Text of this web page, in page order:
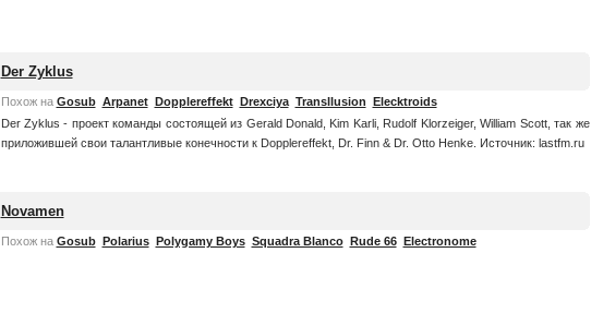
Der Zyklus
Похож на Gosub Arpanet Dopplereffekt Drexciya Transllusion Elecktroids
Der Zyklus - проект команды состоящей из Gerald Donald, Kim Karli, Rudolf Klorzeiger, William Scott, так же
приложившей свои талантливые конечности к Dopplereffekt, Dr. Finn & Dr. Otto Henke. Источник: lastfm.ru
Novamen
Похож на Gosub Polarius Polygamy Boys Squadra Blanco Rude 66 Electronome